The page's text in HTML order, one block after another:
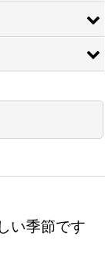
い季節です